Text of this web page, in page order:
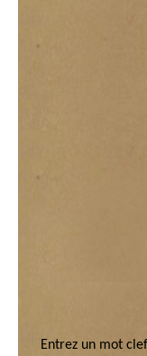
Entrez un mot